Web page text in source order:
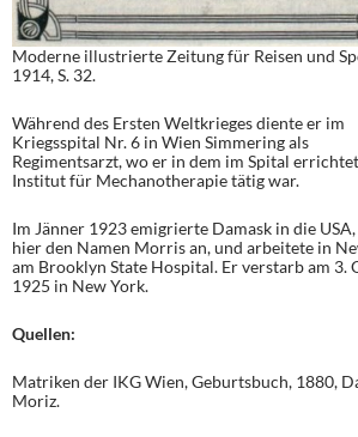
Moderne illustrierte Zeitung für Reisen und
1914, S. 32.
Während des Ersten Weltkrieges diente er im
Kriegsspital Nr. 6 in Wien Simmering als
Regimentsarzt, wo er in dem im Spital
Institut für Mechanotherapie tätig war.
Im Jänner 1923 emigrierte Damask in die
hier den Namen Morris an, und arbeitete in
am Brooklyn State Hospital. Er verstarb am 3.
1925 in New York.
Quellen:
Matriken der IKG Wien, Geburtsbuch, 1880,
Moriz.